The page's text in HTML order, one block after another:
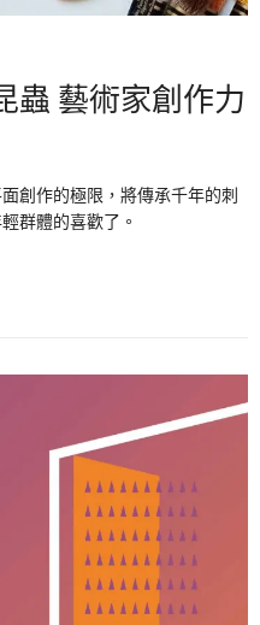
蟲 藝術家創作力
創作的極限，將傳承千年的刺
群體的喜歡了。